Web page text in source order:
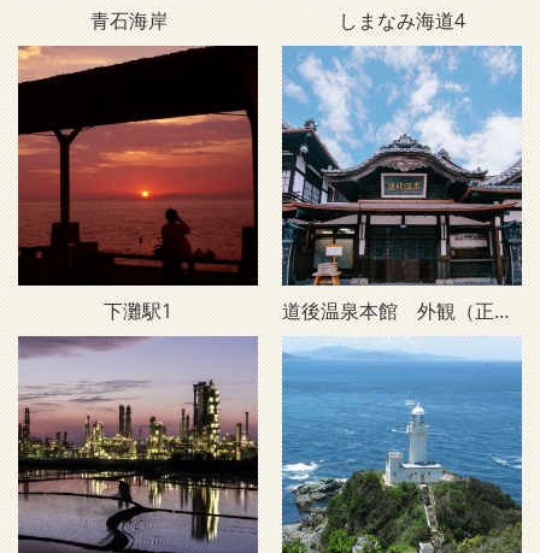
青石海岸 しまなみ海道4
下灘駅1 道後温泉本館 外観（正面・昼）D2